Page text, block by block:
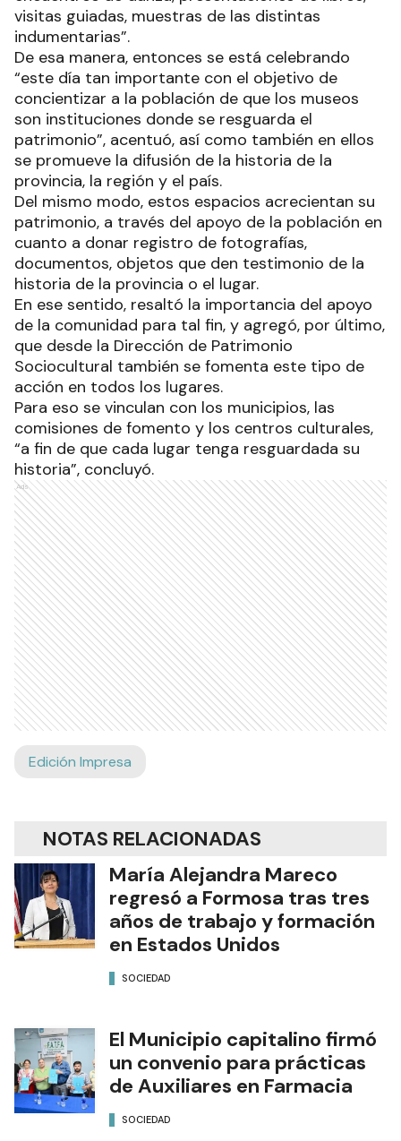
visitas guiadas, muestras de las distintas
indumentarias”.
De esa manera, entonces se está celebrando
“este día tan importante con el objetivo de
concientizar a la población de que los museos
son instituciones donde se resguarda el
patrimonio”, acentuó, así como también en ellos
se promueve la difusión de la historia de la
provincia, la región y el país.
Del mismo modo, estos espacios acrecientan su
patrimonio, a través del apoyo de la población en
cuanto a donar registro de fotografías,
documentos, objetos que den testimonio de la
historia de la provincia o el lugar.
En ese sentido, resaltó la importancia del apoyo
de la comunidad para tal fin, y agregó, por último,
que desde la Dirección de Patrimonio
Sociocultural también se fomenta este tipo de
acción en todos los lugares.
Para eso se vinculan con los municipios, las
comisiones de fomento y los centros culturales,
“a fin de que cada lugar tenga resguardada su
historia”, concluyó.
Ads
Edición Impresa
NOTAS RELACIONADAS
María Alejandra Mareco
regresó a Formosa tras tres
años de trabajo y formación
en Estados Unidos
SOCIEDAD
El Municipio capitalino firmó
un convenio para prácticas
de Auxiliares en Farmacia
SOCIEDAD